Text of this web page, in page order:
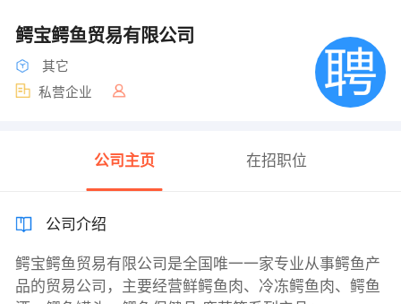
鳄宝鳄鱼贸易有限公司
其它
私营企业
公司主页 在招职位
公司介绍
鳄宝鳄鱼贸易有限公司是全国唯一一家专业从事鳄鱼产
品的贸易公司，主要经营鲜鳄鱼肉、冷冻鳄鱼肉、鳄鱼